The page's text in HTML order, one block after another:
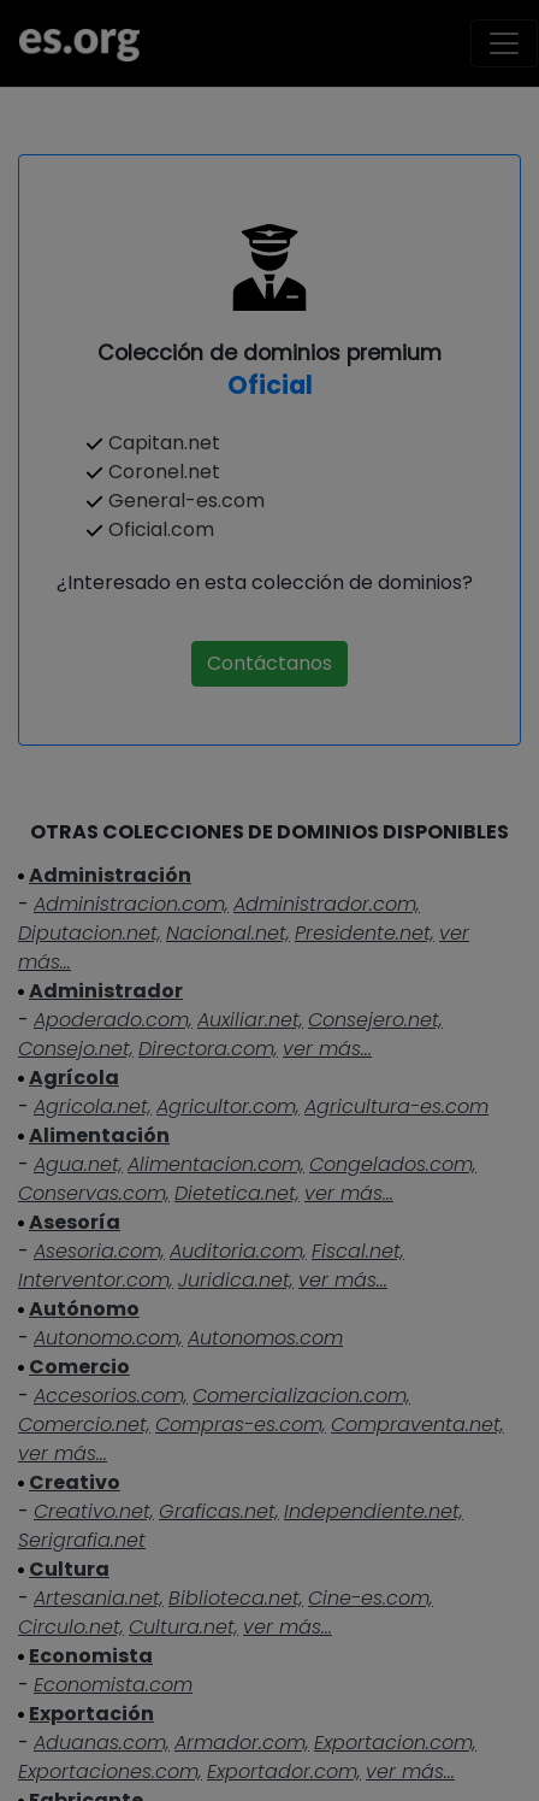
Colección de dominios premium
Oficial
Capitan.net
Coronel.net
General-es.com
Oficial.com
¿Interesado en esta colección de dominios?
Contáctanos
OTRAS COLECCIONES DE DOMINIOS DISPONIBLES
Administración
- Administracion.com, Administrador.com,
Diputacion.net, Nacional.net, Presidente.net, ver
más...
Administrador
- Apoderado.com, Auxiliar.net, Consejero.net,
Consejo.net, Directora.com, ver más...
Agrícola
- Agricola.net, Agricultor.com, Agricultura-es.com
Alimentación
- Agua.net, Alimentacion.com, Congelados.com,
Conservas.com, Dietetica.net, ver más...
Asesoría
- Asesoria.com, Auditoria.com, Fiscal.net,
Interventor.com, Juridica.net, ver más...
Autónomo
- Autonomo.com, Autonomos.com
Comercio
- Accesorios.com, Comercializacion.com,
Comercio.net, Compras-es.com, Compraventa.net,
ver más...
Creativo
- Creativo.net, Graficas.net, Independiente.net,
Serigrafia.net
Cultura
- Artesania.net, Biblioteca.net, Cine-es.com,
Circulo.net, Cultura.net, ver más...
Economista
- Economista.com
Exportación
- Aduanas.com, Armador.com, Exportacion.com,
Exportaciones.com, Exportador.com, ver más...